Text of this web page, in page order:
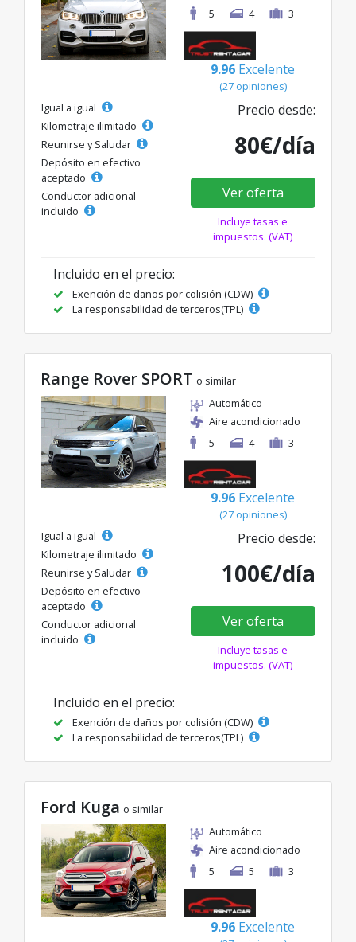
5
4 3
9.96 Excelente
(27 opiniones)
Igual a igual
Kilometraje ilimitado
Reunirse y Saludar
Depósito en efectivo
aceptado
Conductor adicional
incluido
Precio desde:
80€/día
Ver oferta
Incluye tasas e
impuestos. (VAT)
Incluido en el precio:
Exención de daños por colisión (CDW)
La responsabilidad de terceros(TPL)
Range Rover SPORT o similar
Automático
Aire acondicionado
5
4 3
9.96 Excelente
(27 opiniones)
Igual a igual
Kilometraje ilimitado
Reunirse y Saludar
Depósito en efectivo
aceptado
Conductor adicional
incluido
Precio desde:
100€/día
Ver oferta
Incluye tasas e
impuestos. (VAT)
Incluido en el precio:
Exención de daños por colisión (CDW)
La responsabilidad de terceros(TPL)
Ford Kuga o similar
Automático
Aire acondicionado
5
5 3
9.96 Excelente